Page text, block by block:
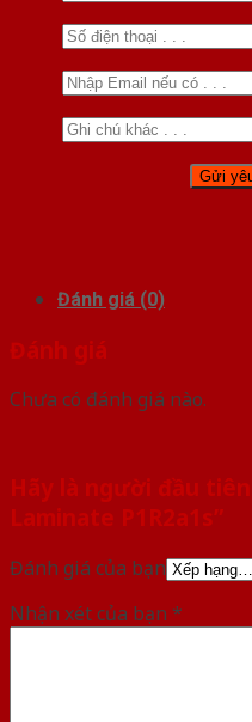
Đánh giá (0)
Đánh giá
Chưa có đánh giá nào.
Hãy là người đầu
Laminate P1R2a1s”
Đánh giá của bạn
Nhận xét của bạn *